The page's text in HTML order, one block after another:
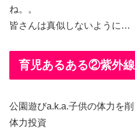
ね。。
皆さんは真似しないように…
育児あるある②紫外
公園遊びa.k.a.子供の体力を
体力投資